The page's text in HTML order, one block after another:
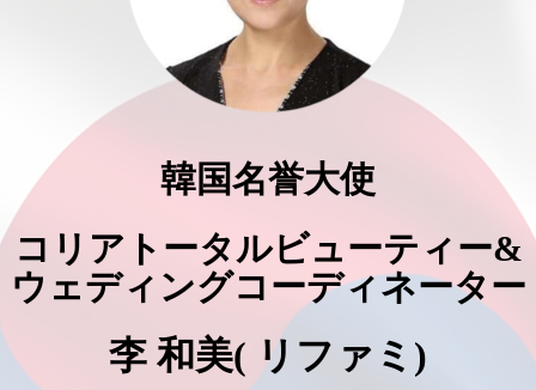
韓国名誉大使
コリアトータルビューティー&
ウェディングコーディネーター
李 和美( リファミ)